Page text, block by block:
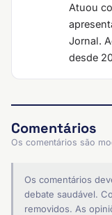
Atuou
Jornal.
desde
Comentários
Os comentários são
Os comentários
debate saudável.
removidos. As